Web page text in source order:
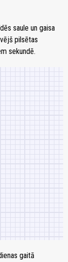
saule un gaisa
pilsētas
sekundē.
gaitā